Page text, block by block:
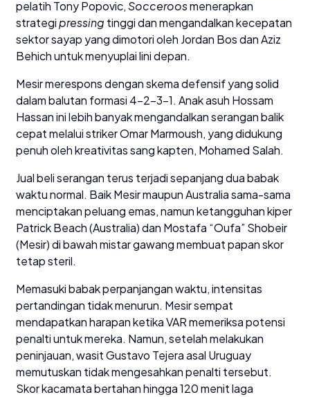
pelatih Tony Popovic, Socceroosmenerapkan
strategipressing tinggi dan mengandalkan kecepatan
sektor sayap yang dimotori oleh Jordan Bos dan Aziz
Behich untuk menyuplai lini depan.
​Mesir merespons dengan skema defensif yang solid
dalam balutan formasi 4-2-3-1. Anak asuh Hossam
Hassan ini lebih banyak mengandalkan serangan balik
cepat melalui striker Omar Marmoush, yang didukung
penuh oleh kreativitas sang kapten, Mohamed Salah.
​Jual beli serangan terus terjadi sepanjang dua babak
waktu normal. Baik Mesir maupun Australia sama-sama
menciptakan peluang emas, namun ketangguhan kiper
Patrick Beach (Australia) dan Mostafa “Oufa” Shobeir
(Mesir) di bawah mistar gawang membuat papan skor
tetap steril.
​Memasuki babak perpanjangan waktu, intensitas
pertandingan tidak menurun. Mesir sempat
mendapatkan harapan ketika VAR memeriksa potensi
penalti untuk mereka. Namun, setelah melakukan
peninjauan, wasit Gustavo Tejera asal Uruguay
memutuskan tidak mengesahkan penalti tersebut.
Skor kacamata bertahan hingga 120 menit laga